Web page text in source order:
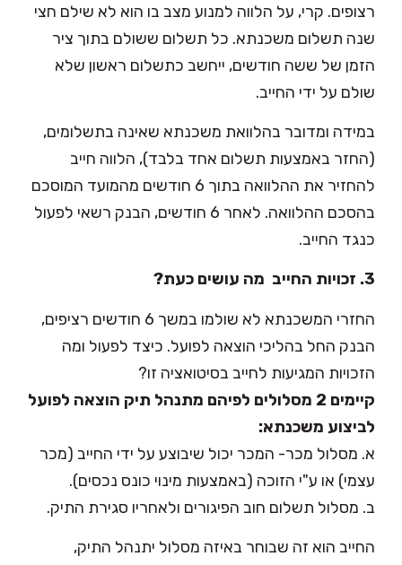
רצופים. קרי, על הלווה למנוע מצב בו הוא לא שילם חצי
שנה תשלום משכנתא. כל תשלום ששולם בתוך ציר
הזמן של ששה חודשים, ייחשב כתשלום ראשון שלא
שולם על ידי החייב.
במידה ומדובר בהלוואת משכנתא שאינה בתשלומים,
(החזר באמצעות תשלום אחד בלבד), הלווה חייב
להחזיר את ההלוואה בתוך 6 חודשים מהמועד המוסכם
בהסכם ההלוואה. לאחר 6 חודשים, הבנק רשאי לפעול
כנגד החייב.
3. זכויות החייב  מה עושים כעת?
החזרי המשכנתא לא שולמו במשך 6 חודשים רציפים,
הבנק החל בהליכי הוצאה לפועל. כיצד לפעול ומה
הזכויות המגיעות לחייב בסיטואציה זו?
קיימים 2 מסלולים לפיהם מתנהל תיק הוצאה לפועל
לביצוע משכנתא:
א. מסלול מכר- המכר יכול שיבוצע על ידי החייב (מכר
עצמי) או ע"י הזוכה (באמצעות מינוי כונס נכסים).
ב. מסלול תשלום חוב הפיגורים ולאחריו סגירת התיק.
החייב הוא זה שבוחר באיזה מסלול יתנהל התיק,